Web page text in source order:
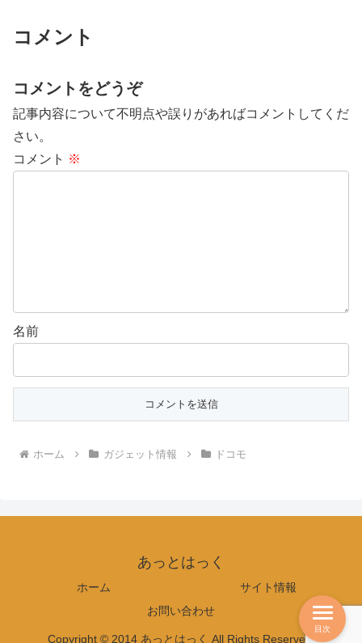
コメント
コメントをどうぞ
記事内容について不明点や誤りがあればコメントしてくだ
さい。
コメント ※
名前
ホーム ガジェット情報 ドコモ
あっとはっく
ホーム
サイト情報
お問い合わせ
Copyright © 2014 あっとはっく All Rights Reserved.
目次